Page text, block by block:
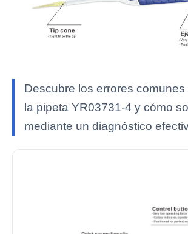
Descubre los errores
la pipeta YR03731-4 y cómo
mediante un diagnóstico